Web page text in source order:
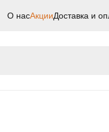
О насАкцииДоставка и